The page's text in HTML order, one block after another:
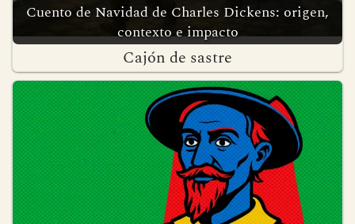
Cuento de Navidad de Charles Dickens: origen,
contexto e impacto
Cajón de sastre